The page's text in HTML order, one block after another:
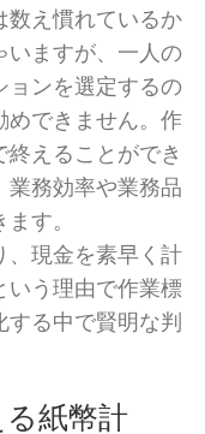
数え慣れているか
いますが、一人の
ョンを選定するの
めできません。作
えることができ
業務効率や業務品
す。
、現金を素早く計
いう理由で作業標
る中で賢明な判
紙幣計